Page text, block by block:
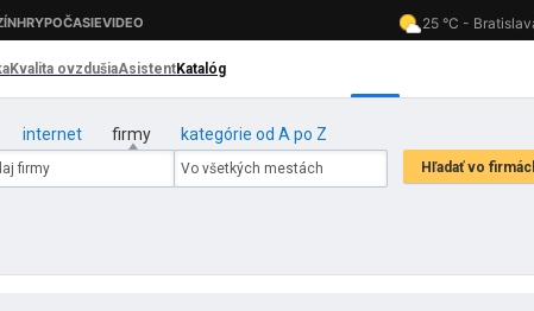
internet firmy kategórie od A po Z